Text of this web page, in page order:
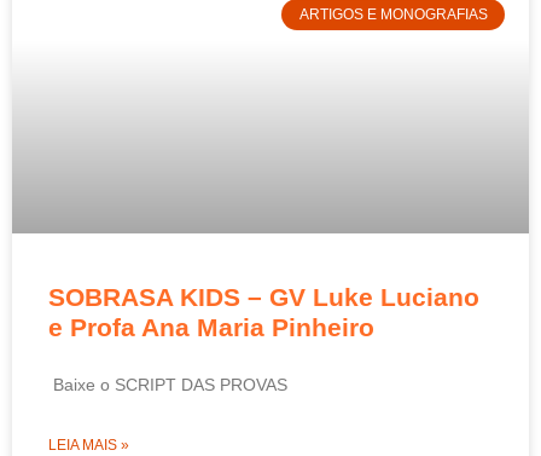
ARTIGOS E MONOGRAFIAS
SOBRASA KIDS – GV Luke Luciano
e Profa Ana Maria Pinheiro
Baixe o SCRIPT DAS PROVAS
LEIA MAIS »